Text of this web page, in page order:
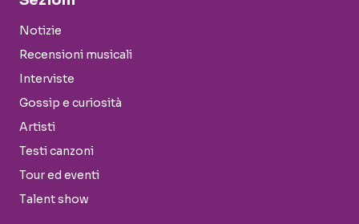
Notizie
Recensioni musicali
Interviste
Gossip e curiosità
Artisti
Testi canzoni
Tour ed eventi
Talent show